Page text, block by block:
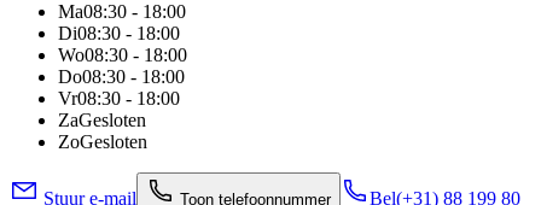
Ma08:30 - 18:00
Di08:30 - 18:00
Wo08:30 - 18:00
Do08:30 - 18:00
Vr08:30 - 18:00
ZaGesloten
ZoGesloten
Stuur e-mail Toon telefoonnummer Bel(+31) 88 199 80